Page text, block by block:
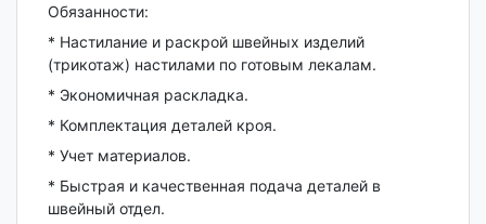
Обязанности:
* Настилание и раскрой швейных изделий
(трикотаж) настилами по готовым лекалам.
* Экономичная раскладка.
* Комплектация деталей кроя.
* Учет материалов.
* Быстрая и качественная подача деталей в
швейный отдел.